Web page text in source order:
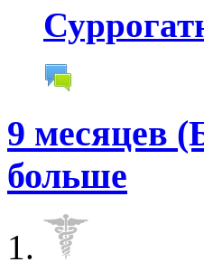
9 месяцев
больше